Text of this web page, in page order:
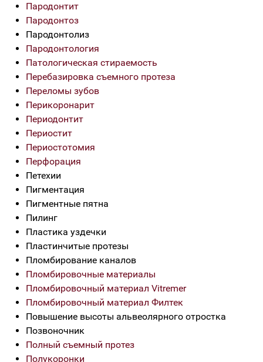
Пародонтит
Пародонтоз
Пародонтолиз
Пародонтология
Патологическая стираемость
Перебазировка съемного протеза
Переломы зубов
Перикоронарит
Периодонтит
Периостит
Периостотомия
Перфорация
Петехии
Пигментация
Пигментные пятна
Пилинг
Пластика уздечки
Пластинчитые протезы
Пломбирование каналов
Пломбировочные материалы
Пломбировочный материал Vitremer
Пломбировочный материал Филтек
Повышение высоты альвеолярного отростка
Позвоночник
Полный съемный протез
Полукоронки